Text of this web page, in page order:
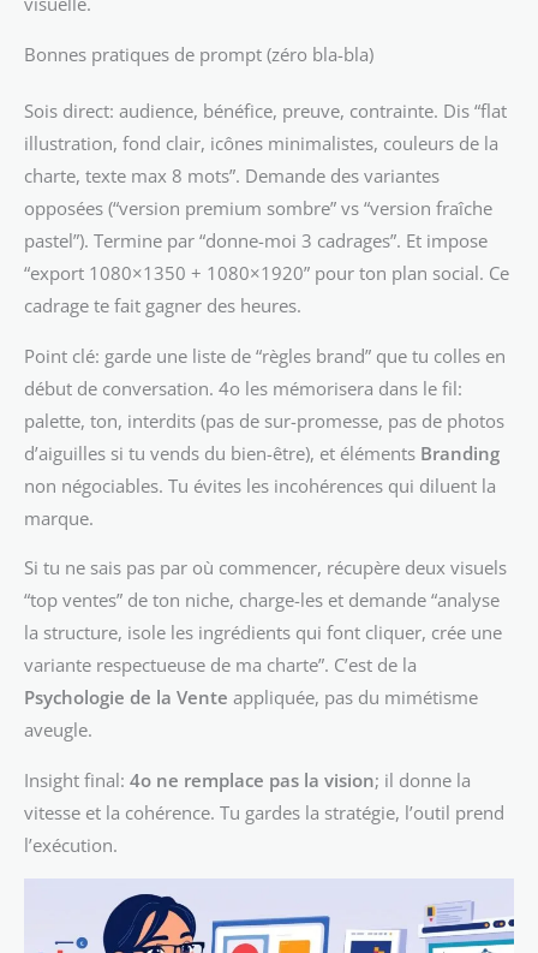
Bonnes pratiques de prompt (zéro bla-bla)
Sois direct: audience, bénéfice, preuve, contrainte. Dis “flat
illustration, fond clair, icônes minimalistes, couleurs de la
charte, texte max 8 mots”. Demande des variantes
opposées (“version premium sombre” vs “version fraîche
pastel”). Termine par “donne-moi 3 cadrages”. Et impose
“export 1080×1350 + 1080×1920” pour ton plan social. Ce
cadrage te fait gagner des heures.
Point clé: garde une liste de “règles brand” que tu colles en
début de conversation. 4o les mémorisera dans le fil:
palette, ton, interdits (pas de sur-promesse, pas de photos
d’aiguilles si tu vends du bien-être), et éléments Branding
non négociables. Tu évites les incohérences qui diluent la
marque.
Si tu ne sais pas par où commencer, récupère deux visuels
“top ventes” de ton niche, charge-les et demande “analyse
la structure, isole les ingrédients qui font cliquer, crée une
variante respectueuse de ma charte”. C’est de la
Psychologie de la Vente appliquée, pas du mimétisme
aveugle.
Insight final: 4o ne remplace pas la vision; il donne la
vitesse et la cohérence. Tu gardes la stratégie, l’outil prend
l’exécution.